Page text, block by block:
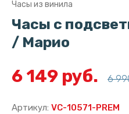
Часы из винила
Часы с
/ Марио
6 149 руб. 6
Артикул: VC-10571-PREM